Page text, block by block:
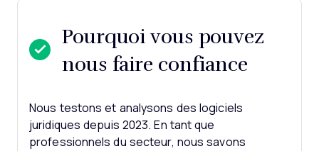
Pourquoi vous pouvez
nous faire confiance
Nous testons et analysons des logiciels
juridiques depuis 2023. En tant que
professionnels du secteur, nous savons